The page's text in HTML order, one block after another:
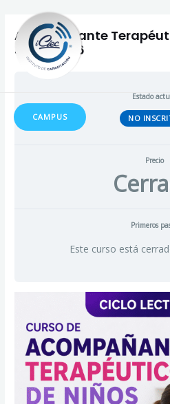
contenido
CAMPUS
Acompañante
Junio 2026
Estado
NO
Precio
Primeros
Este curso está